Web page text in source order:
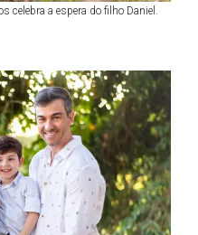
celebra a espera do filho Daniel.